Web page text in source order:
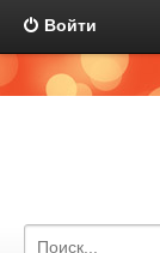
Войти